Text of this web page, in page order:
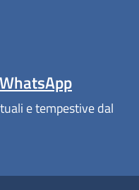
e tempestive dal